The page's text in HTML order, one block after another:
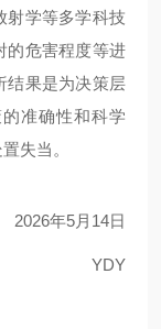
射学等多学科技
的危害程度等进
结果是为决策层
准确性和科学
失当。
2026年5月 14日
YDY